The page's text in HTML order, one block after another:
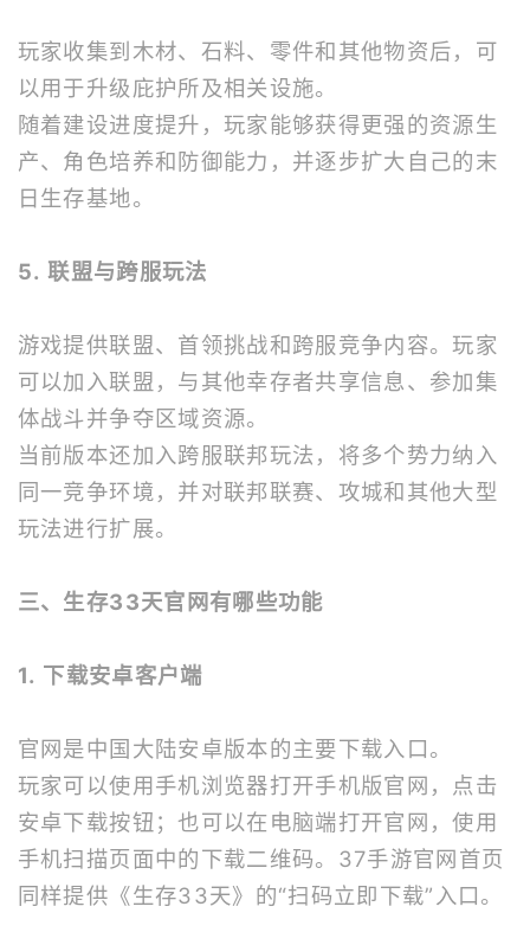
玩家收集到木材、石料、零件和其他物资后，可
以用于升级庇护所及相关设施。
随着建设进度提升，玩家能够获得更强的资源生
产、角色培养和防御能力，并逐步扩大自己的末
日生存基地。
5. 联盟与跨服玩法
游戏提供联盟、首领挑战和跨服竞争内容。玩家
可以加入联盟，与其他幸存者共享信息、参加集
体战斗并争夺区域资源。
当前版本还加入跨服联邦玩法，将多个势力纳入
同一竞争环境，并对联邦联赛、攻城和其他大型
玩法进行扩展。
三、生存33天官网有哪些功能
1. 下载安卓客户端
官网是中国大陆安卓版本的主要下载入口。
玩家可以使用手机浏览器打开手机版官网，点击
安卓下载按钮；也可以在电脑端打开官网，使用
手机扫描页面中的下载二维码。37手游官网首页
同样提供《生存33天》的“扫码立即下载”入口。